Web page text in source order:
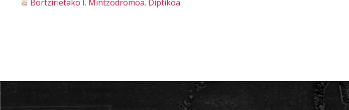
Bortzirietako I. Mintzodromoa. Diptikoa